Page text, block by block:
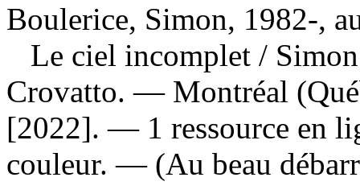
Boulerice, Simon, 1982-,
Le ciel incomplet /
Crovatto. — Montréal
[2022]. — 1 ressource en
couleur. — (Au beau